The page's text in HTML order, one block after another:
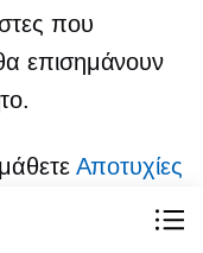
που
επισημάνουν
Αποτυχίες